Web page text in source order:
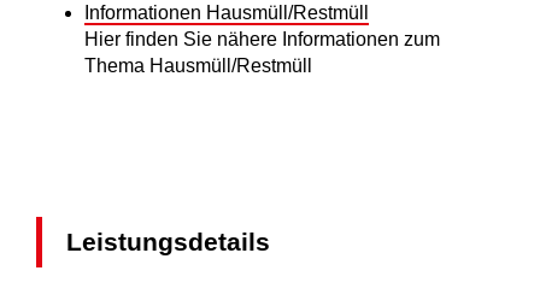
Informationen Hausmüll/Restmüll
Hier finden Sie nähere Informationen zum
Thema Hausmüll/Restmüll
Leistungsdetails